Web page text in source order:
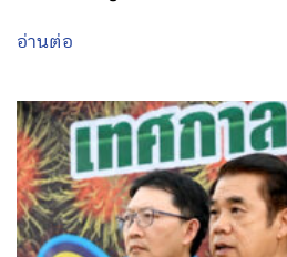
อ่านต่อ